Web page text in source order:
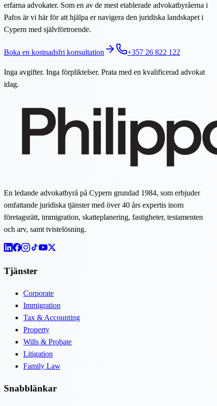
erfarna advokater. Som en av de mest etablerade advokatbyråerna i
Pafos är vi här för att hjälpa er navigera den juridiska landskapet i
Cypern med självförtroende.
Boka en kostnadsfri konsultation +357 26 822 122
Inga avgifter. Inga förpliktelser. Prata med en kvalificerad advokat
idag.
En ledande advokatbyrå på Cypern grundad 1984, som erbjuder
omfattande juridiska tjänster med över 40 års expertis inom
företagsrätt, immigration, skatteplanering, fastigheter, testamenten
och arv, samt tvistelösning.
Tjänster
Corporate
Immigration
Tax & Accounting
Property
Wills & Probate
Litigation
Family Law
Snabblänkar